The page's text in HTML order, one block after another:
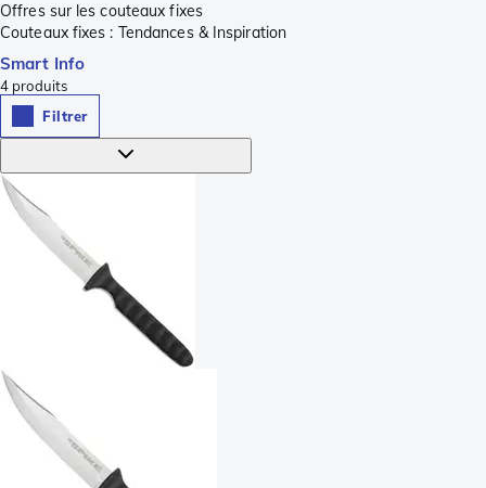
Offres sur les couteaux fixes
Couteaux fixes : Tendances & Inspiration
Smart Info
4 produits
Filtrer